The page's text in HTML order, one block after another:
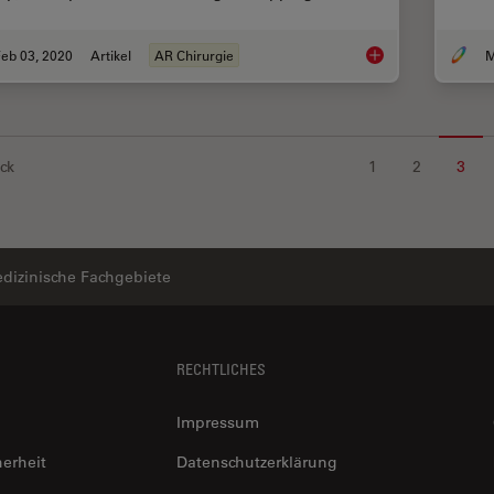
03, 2020 Artikel AR Chirurgie GLOW800
1 2 3
Fachgebiete
RECHTLICHES
Impressum
Datenschutzerklärung